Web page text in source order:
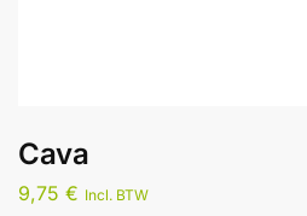
Cava
9,75 € Incl. BTW